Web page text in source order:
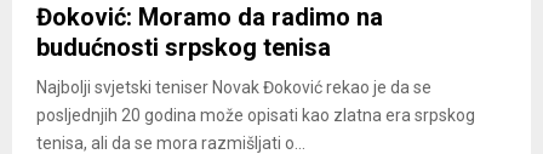
Đoković: Moramo da radimo na
budućnosti srpskog tenisa
Najbolji svjetski teniser Novak Đoković rekao je da se
posljednjih 20 godina može opisati kao zlatna era srpskog
tenisa, ali da se mora razmišljati o...